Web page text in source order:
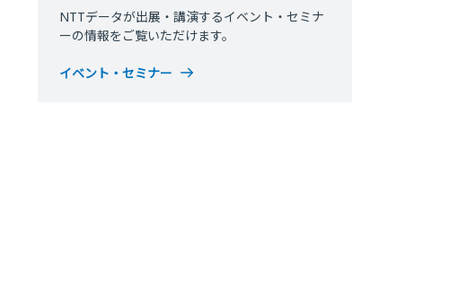
NTTデータが出展・講演するイベント・セミナ
ーの情報をご覧いただけます。
イベント・セミナー